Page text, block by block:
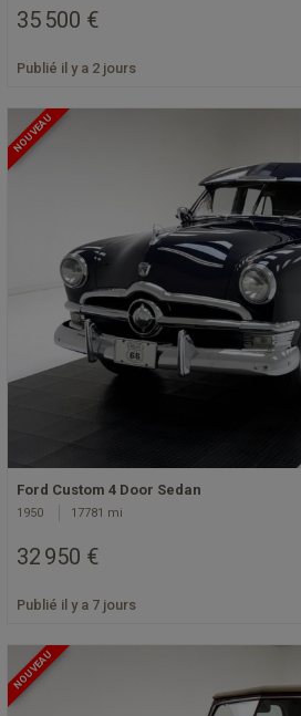
35 500 €
Publié il y a 2 jours
NOUVEAU
Ford Custom 4 Door Sedan
1950 17781 mi
32 950 €
Publié il y a 7 jours
NOUVEAU